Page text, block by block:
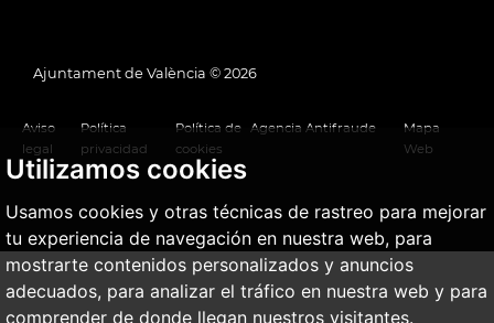
Utilizamos cookies
Usamos cookies y otras técnicas de rastreo para mejorar
tu experiencia de navegación en nuestra web, para
mostrarte contenidos personalizados y anuncios
adecuados, para analizar el tráfico en nuestra web y para
comprender de donde llegan nuestros visitantes.
Ajuntament de València © 2026
Aviso
legal
Política
privacidad
Política de
cookies
Agencia Antifraude
Mapa
Web